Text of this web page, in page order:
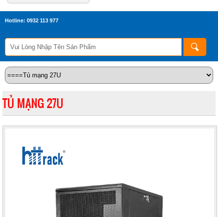
Hotline: 0932 113 977
TỦ MẠNG 27U